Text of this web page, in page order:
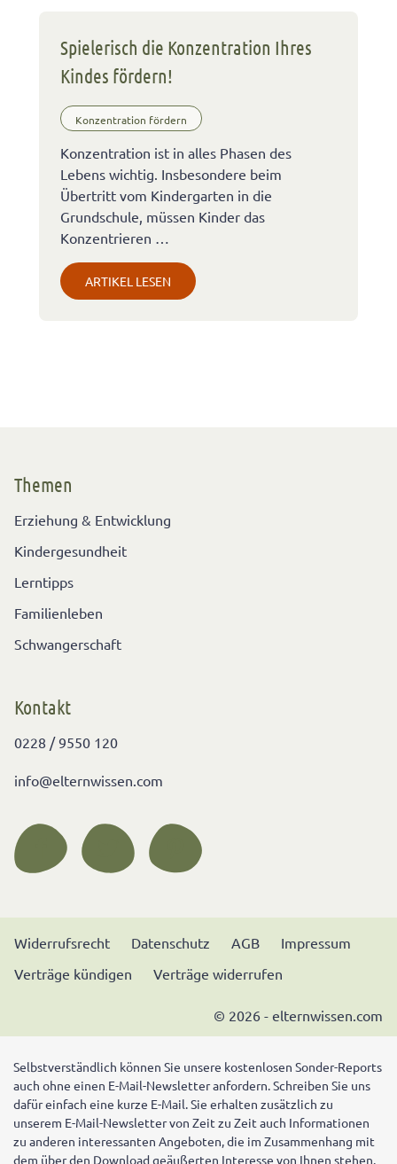
Spielerisch die Konzentration Ihres
Kindes fördern!
Konzentration fördern
Konzentration ist in alles Phasen des
Lebens wichtig. Insbesondere beim
Übertritt vom Kindergarten in die
Grundschule, müssen Kinder das
Konzentrieren …
ARTIKEL LESEN
Themen
Erziehung & Entwicklung
Kindergesundheit
Lerntipps
Familienleben
Schwangerschaft
Kontakt
0228 / 9550 120
info@elternwissen.com
Widerrufsrecht Datenschutz AGB
Impressum
Verträge kündigen
Verträge widerrufen
© 2026 - elternwissen.com
Selbstverständlich können Sie unsere kostenlosen Sonder-Reports
auch ohne einen E-Mail-Newsletter anfordern. Schreiben Sie uns
dafür einfach eine kurze E-Mail. Sie erhalten zusätzlich zu
unserem E-Mail-Newsletter von Zeit zu Zeit auch Informationen
zu anderen interessanten Angeboten, die im Zusammenhang mit
dem über den Download geäußerten Interesse von Ihnen stehen.